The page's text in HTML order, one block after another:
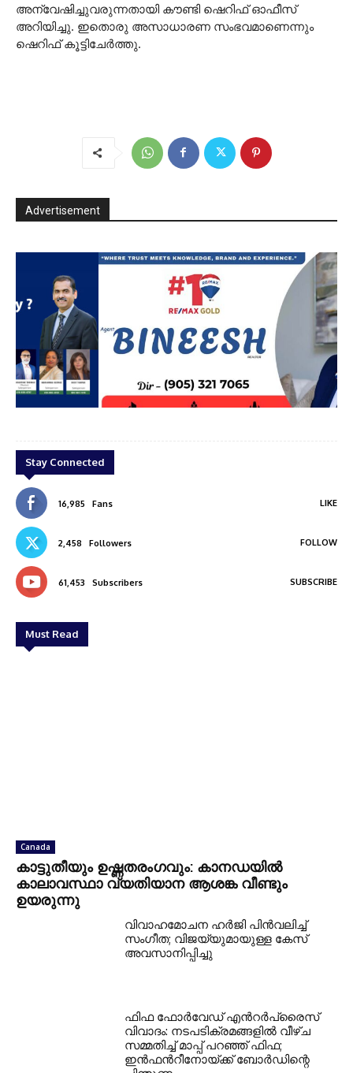
അന്വേഷിച്ചുവരുന്നതായി കൗണ്ടി ഷെറിഫ് ഓഫീസ്
അറിയിച്ചു. ഇതൊരു അസാധാരണ സംഭവമാണെന്നും
ഷെറിഫ് കൂട്ടിചേര്‍ത്തു.
Advertisement
Stay Connected
16,985 Fans LIKE
2,458 Followers FOLLOW
61,453 Subscribers SUBSCRIBE
Must Read
Canada
കാട്ടുതീയും ഉഷ്ണതരംഗവും: കാനഡയിൽ
കാലാവസ്ഥാ വ്യതിയാന ആശങ്ക വീണ്ടും
ഉയരുന്നു
വിവാഹമോചന ഹർജി പിൻവലിച്ച്
സംഗീത; വിജയ്‌യുമായുള്ള കേസ്
അവസാനിപ്പിച്ചു
ഫിഫ ഫോർവേഡ് എൻറർപ്രൈസ്
വിവാദം: നടപടിക്രമങ്ങളിൽ വീഴ്ച
സമ്മതിച്ച് മാപ്പ് പറഞ്ഞ് ഫിഫ;
ഇൻഫൻറീനോയ്ക്ക് ബോർഡിന്റെ